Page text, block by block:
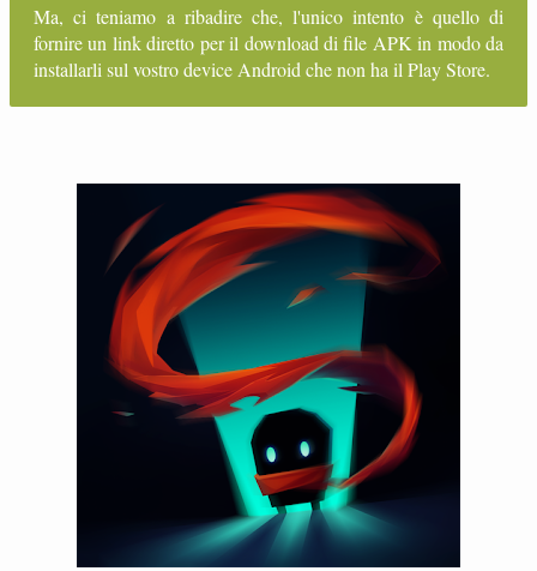
Ma, ci teniamo a ribadire che, l'unico intento è quello di
fornire un link diretto per il download di file APK in modo da
installarli sul vostro device Android che non ha il Play Store.